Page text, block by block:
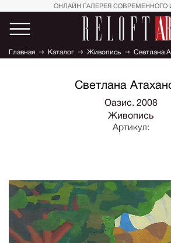
ОНЛАЙН ГАЛЕРЕЯ СОВРЕМЕННОГО
Главная Каталог Живопись Светлана
Светлана
Оазис. 2008
Живопись
Артикул: